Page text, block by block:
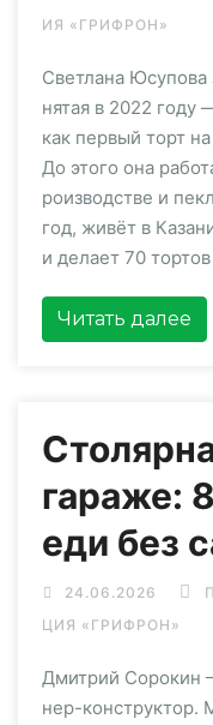
ИЯ «ГРИФРОН»
Светлана Юсупова
нятая в 2022 году
как первый торт
До этого она
роизводстве и
год, живёт в
и делает 70
Читать далее
гараже:
еди без
24.06.2026
ЦИЯ «ГРИФРОН»
Дмитрий Сорокин
нер-конструктор.